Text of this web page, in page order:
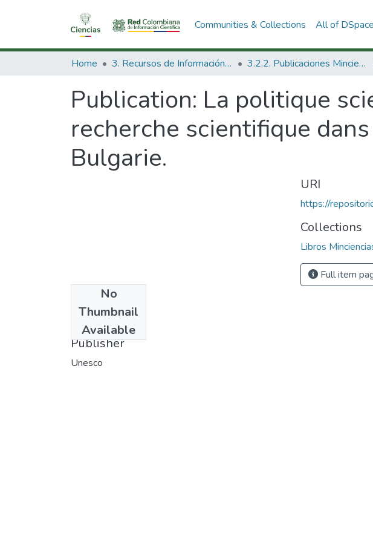
Communities & Collections All of DSpace
Home 3. Recursos de Información Científica y Tecnológica 3.2.2. Publicaciones Minciencias
Publication: La politique
recherche scientifique
Bulgarie.
No
Thumbnail
Available
1974
Publisher
Unesco
URI
https://
Collections
Libros
Full item